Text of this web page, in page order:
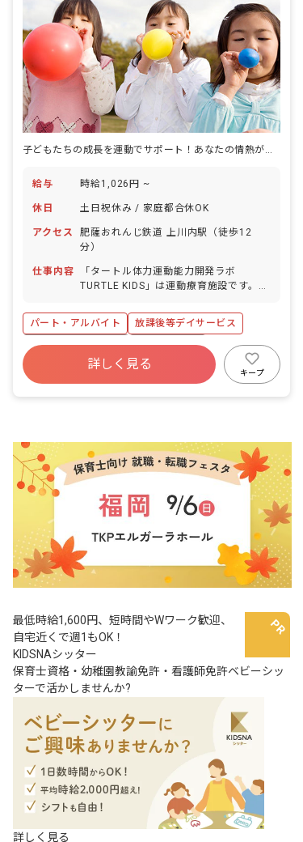
給与 時給1,026円 ~
休日 土日祝休み / 家庭都合休OK
アクセス
肥薩おれんじ鉄道 上川内駅（徒歩12
分）
仕事内容
「タートル体力運動能力開発ラボ
TURTLE KIDS」は運動療育施設です。
育業務です。 具体的な業務内容: ・未就
学児を対象とした児童発達支援 ・18歳
未満を対象とした放課後等デイサービス
支援 運動を通して、お子様が「できた」
という成功体験を積み重ね、運動の楽し
さや喜びを伝え、成長を支援します。 お
パート・アルバイト
放課後等デイサービス
ボーナス・賞与あり
社会保険完備
残業少なめ
詳しく見る
キープ
最低時給1,600円、短時間やWワーク歓迎、
自宅近くで週1もOK！
KIDSNAシッター
保育士資格・幼稚園教諭免許・看護師免許ベビーシッ
ターで活かしませんか?
詳しく見る